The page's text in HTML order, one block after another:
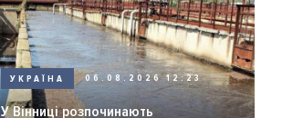
УКРАЇНА 06.08.2026 12:23
У Вінниці розпочинають